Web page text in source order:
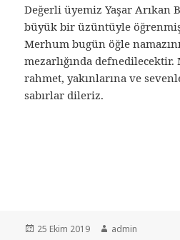
Değerli üyemiz Yaşar Arıkan
büyük bir üzüntüyle
Merhum bugün öğle
mezarlığında
rahmet, yakınlarına ve
sabırlar dileriz.
Yayın
25 Ekim 2019 Yazar
admin